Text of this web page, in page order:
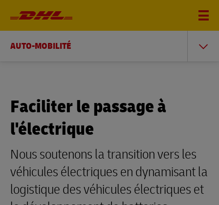
AUTO-MOBILITÉ
Faciliter le passage à
l'électrique
Nous soutenons la transition vers les
véhicules électriques en dynamisant la
logistique des véhicules électriques et